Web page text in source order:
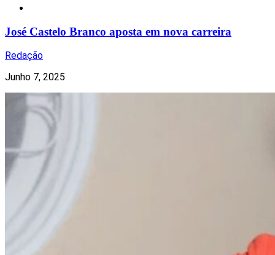
José Castelo Branco aposta em nova carreira
Redação
Junho 7, 2025